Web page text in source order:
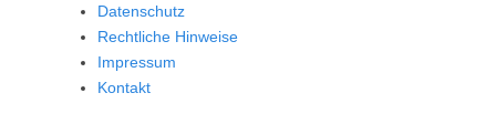
Datenschutz
Rechtliche Hinweise
Impressum
Kontakt